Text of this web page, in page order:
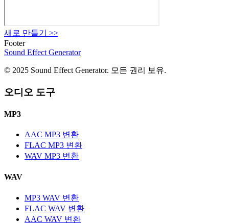
새로 만들기
>>
Footer
Sound Effect Generator
© 2025 Sound Effect Generator. 모든 권리 보유.
오디오 도구
MP3
AAC MP3 변환
FLAC MP3 변환
WAV MP3 변환
WAV
MP3 WAV 변환
FLAC WAV 변환
AAC WAV 변환